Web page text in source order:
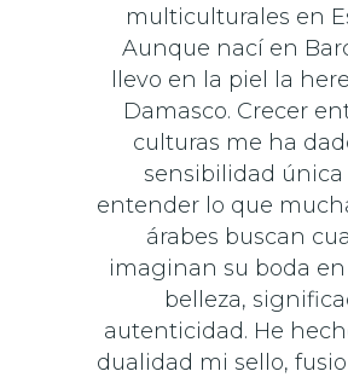
multiculturales en
Aunque nací en
llevo en la piel la
Damasco. Crecer
culturas me ha
sensibilidad única
entender lo que
árabes buscan
imaginan su boda en
belleza,
autenticidad. He
dualidad mi sello,